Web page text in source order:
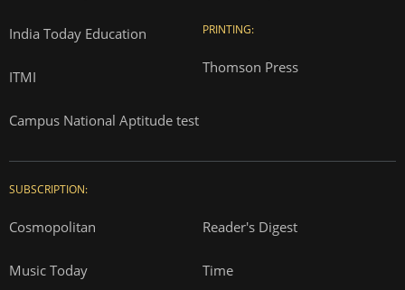
India Today Education
ITMI
Campus National Aptitude test
PRINTING:
Thomson Press
SUBSCRIPTION:
Cosmopolitan Reader's Digest
Music Today Time